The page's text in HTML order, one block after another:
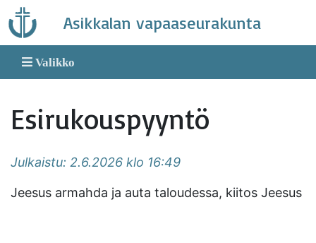
Skip
to
content
Asikkalan vapaaseurakunta
Valikko
Esirukouspyyntö
Julkaistu: 2.6.2026 klo 16:49
Jeesus armahda ja auta taloudessa, kiitos Jeesus